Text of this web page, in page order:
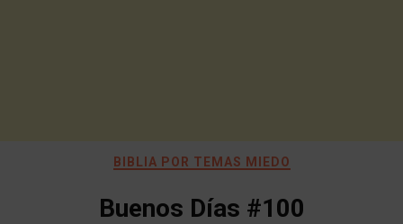
BIBLIA POR TEMAS MIEDO
Buenos Días #100